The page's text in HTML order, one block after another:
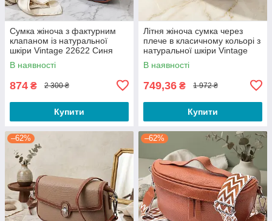
Сумка жіноча з фактурним
клапаном із натуральної
шкіри Vintage 22622 Синя
В наявності
874 ₴ 2 300 ₴
Купити
Літня жіноча сумка через
плече в класичному кольорі з
натуральної шкіри Vintage
22657 Бежева
В наявності
749,36 ₴ 1 972 ₴
Купити
–62% –62%